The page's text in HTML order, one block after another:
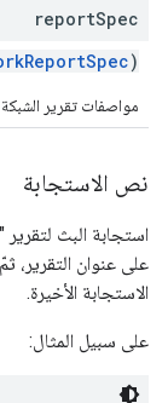
reportSpec
)
مواصفات تقرير الشبكة
نص الاستجابة
على عنوان التقرير،
الاستجابة الأخيرة.
على سبيل المثال: